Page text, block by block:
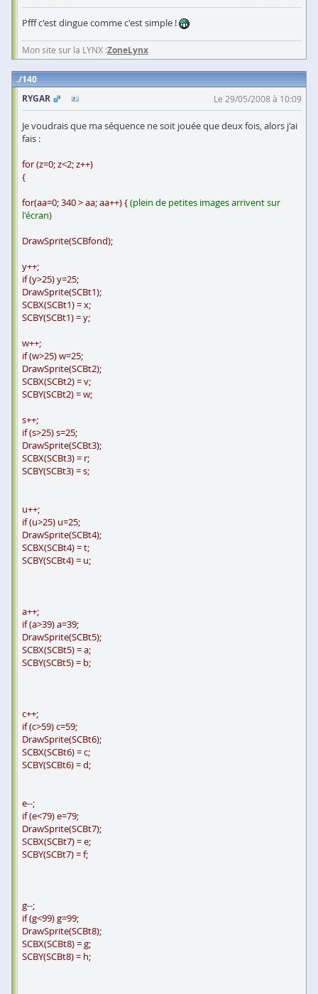
Pfff c'est dingue comme c'est simple !
Mon site sur la LYNX :ZoneLynx
140
RYGAR
Le 29/05/2008 à 10:09
Je voudrais que ma séquence ne soit jouée que deux fois, alors j'ai
fais :
for (z=0; z<2; z++)
{
for(aa=0; 340 > aa; aa++) {(plein de petites images arrivent sur
l'écran)
DrawSprite(SCBfond);
y++;
if (y>25) y=25;
DrawSprite(SCBt1);
SCBX(SCBt1) = x;
SCBY(SCBt1) = y;
w++;
if (w>25) w=25;
DrawSprite(SCBt2);
SCBX(SCBt2) = v;
SCBY(SCBt2) = w;
s++;
if (s>25) s=25;
DrawSprite(SCBt3);
SCBX(SCBt3) = r;
SCBY(SCBt3) = s;
u++;
if (u>25) u=25;
DrawSprite(SCBt4);
SCBX(SCBt4) = t;
SCBY(SCBt4) = u;
a++;
if (a>39) a=39;
DrawSprite(SCBt5);
SCBX(SCBt5) = a;
SCBY(SCBt5) = b;
c++;
if (c>59) c=59;
DrawSprite(SCBt6);
SCBX(SCBt6) = c;
SCBY(SCBt6) = d;
e--;
if (e<79) e=79;
DrawSprite(SCBt7);
SCBX(SCBt7) = e;
SCBY(SCBt7) = f;
g--;
if (g<99) g=99;
DrawSprite(SCBt8);
SCBX(SCBt8) = g;
SCBY(SCBt8) = h;